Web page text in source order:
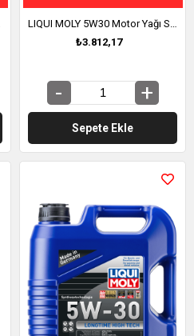
LIQUI MOLY 5W30 Motor Yağı Special Tec F 5 Litre (2326)
₺3.812,17
Sepete Ekle